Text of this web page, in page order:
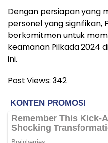
Dengan persiapan yang
personel yang signifikan,
berkomitmen untuk
keamanan Pilkada 2024
ini.
Post Views: 342